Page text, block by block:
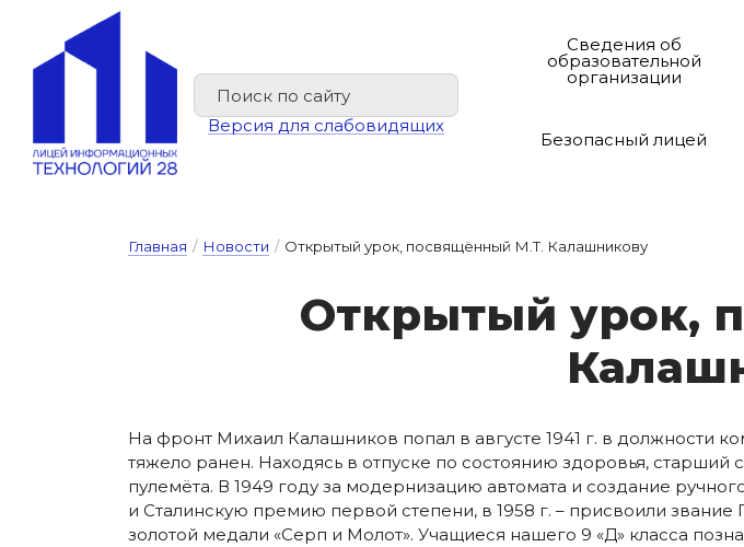
Версия для слабовидящих
Сведения об
образовательной
организации
Безопасный лицей
Главная / Новости / Открытый урок, посвящённый М.Т. Калашникову
От­кры­тый у­рок,
На фронт Михаил Калашников попал в августе 1941 г. в должности
тяжело ранен. Находясь в отпуске по состоянию здоровья,
пулемёта. В 1949 году за модернизацию автомата и создание
и Сталинскую премию первой степени, в 1958 г. – присвоили
золотой медали «Серп и Молот». Учащиеся нашего 9 «Д» класса